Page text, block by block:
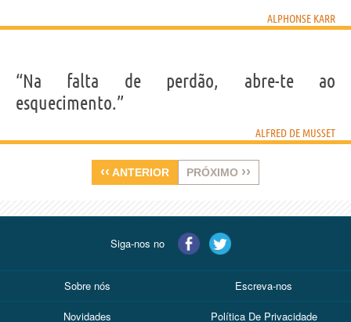
ALPHONSE KARR
“Na falta de perdão, abre-te ao
esquecimento.”
ALFRED DE MUSSET
‹‹ ANTERIOR PRÓXIMO ››
Siga-nos no
Sobre nós Escreva-nos
Novidades Política De Privacidade